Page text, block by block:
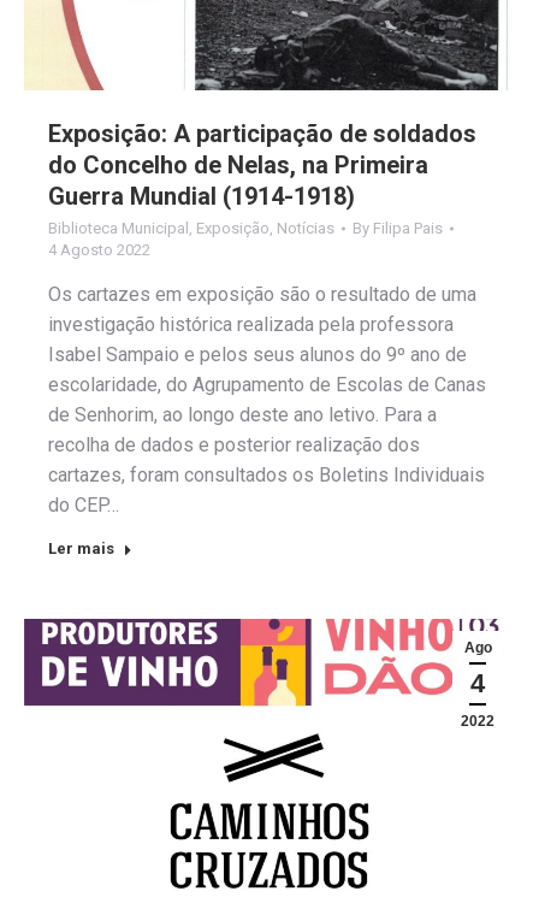
Exposição: A participação de soldados
do Concelho de Nelas, na Primeira
Guerra Mundial (1914-1918)
Biblioteca Municipal , Exposição, Notícias By Filipa Pais
4 Agosto 2022
Os cartazes em exposição são o resultado de uma
investigação histórica realizada pela professora
Isabel Sampaio e pelos seus alunos do 9º ano de
escolaridade, do Agrupamento de Escolas de Canas
de Senhorim, ao longo deste ano letivo. Para a
recolha de dados e posterior realização dos
cartazes, foram consultados os Boletins Individuais
do CEP…
Ler mais
Ago
4
2022